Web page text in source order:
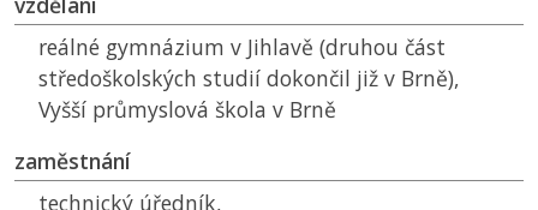
reálné gymnázium v Jihlavě (druhou část
středoškolských studií dokončil již v Brně),
Vyšší průmyslová škola v Brně
zaměstnání
technický úředník,